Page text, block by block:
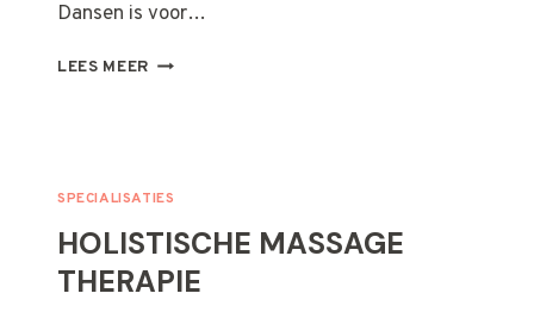
Dansen is voor…
LEES MEER DANSERES
SPECIALISATIES
HOLISTISCHE MASSAGE
THERAPIE